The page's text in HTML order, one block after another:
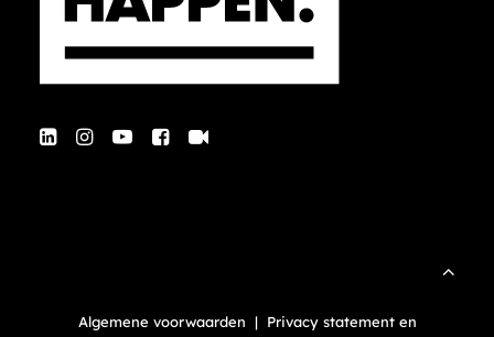
Algemene voorwaarden | Privacy statement en